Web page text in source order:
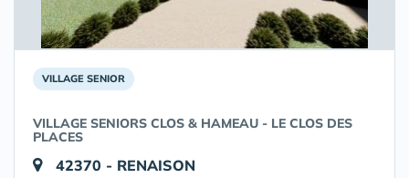
VILLAGE SENIOR
VILLAGE SENIORS CLOS & HAMEAU - LE CLOS DES
PLACES
42370 - RENAISON